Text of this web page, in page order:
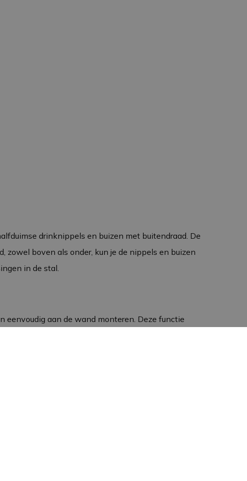
drinknippels en buizen met buitendraad. De
zowel boven als onder, kun je de nippels en buizen
in de stal.
eenvoudig aan de wand monteren. Deze functie